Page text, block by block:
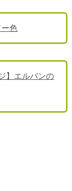
色
】エルバンの